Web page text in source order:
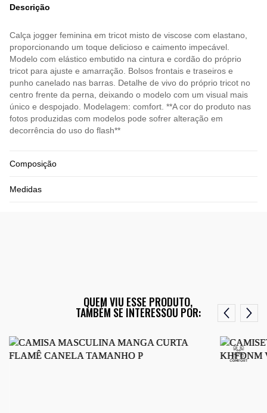
Descrição
Calça jogger feminina em tricot misto de viscose com elastano,
proporcionando um toque delicioso e caimento impecável.
Modelo com elástico embutido na cintura e cordão do próprio
tricot para ajuste e amarração. Bolsos frontais e traseiros e
punho canelado nas barras. Detalhe de vivo do próprio tricot no
centro frente da perna, deixando o modelo com um visual mais
único e despojado. Modelagem: comfort. **A cor do produto nas
fotos produzidas com modelos pode sofrer alteração em
decorrência do uso do flash**
Composição
Medidas
QUEM VIU ESSE PRODUTO,
TAMBÉM SE INTERESSOU POR: